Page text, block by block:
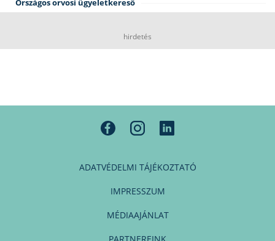
Országos orvosi ügyeletkereső
hirdetés
ADATVÉDELMI TÁJÉKOZTATÓ
IMPRESSZUM
MÉDIAAJÁNLAT